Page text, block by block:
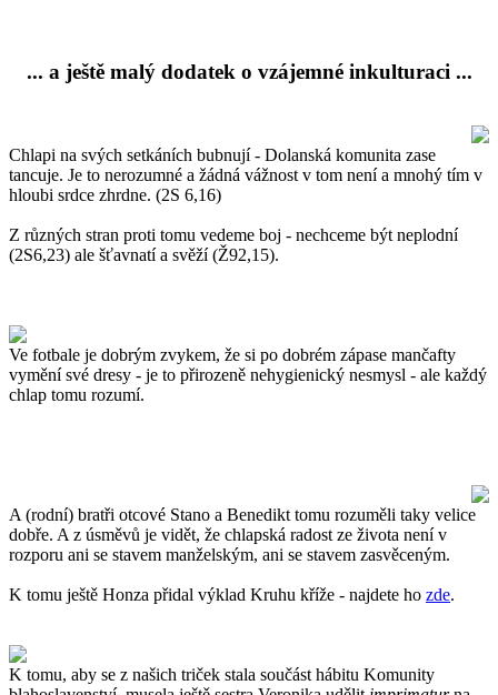
... a ještě malý dodatek o vzájemné inkulturaci ...
Chlapi na svých setkáních bubnují - Dolanská komunita zase
tancuje. Je to nerozumné a žádná vážnost v tom není a mnohý tím v
hloubi srdce zhrdne. (2S 6,16)
Z různých stran proti tomu vedeme boj - nechceme být neplodní
(2S6,23) ale šťavnatí a svěží (Ž92,15).
Ve fotbale je dobrým zvykem, že si po dobrém zápase mančafty
vymění své dresy - je to přirozeně nehygienický nesmysl - ale každý
chlap tomu rozumí.
A (rodní) bratři otcové Stano a Benedikt tomu rozuměli taky velice
dobře. A z úsměvů je vidět, že chlapská radost ze života není v
rozporu ani se stavem manželským, ani se stavem zasvěceným.
K tomu ještě Honza přidal výklad Kruhu kříže - najdete ho zde.
K tomu, aby se z našich triček stala součást hábitu Komunity